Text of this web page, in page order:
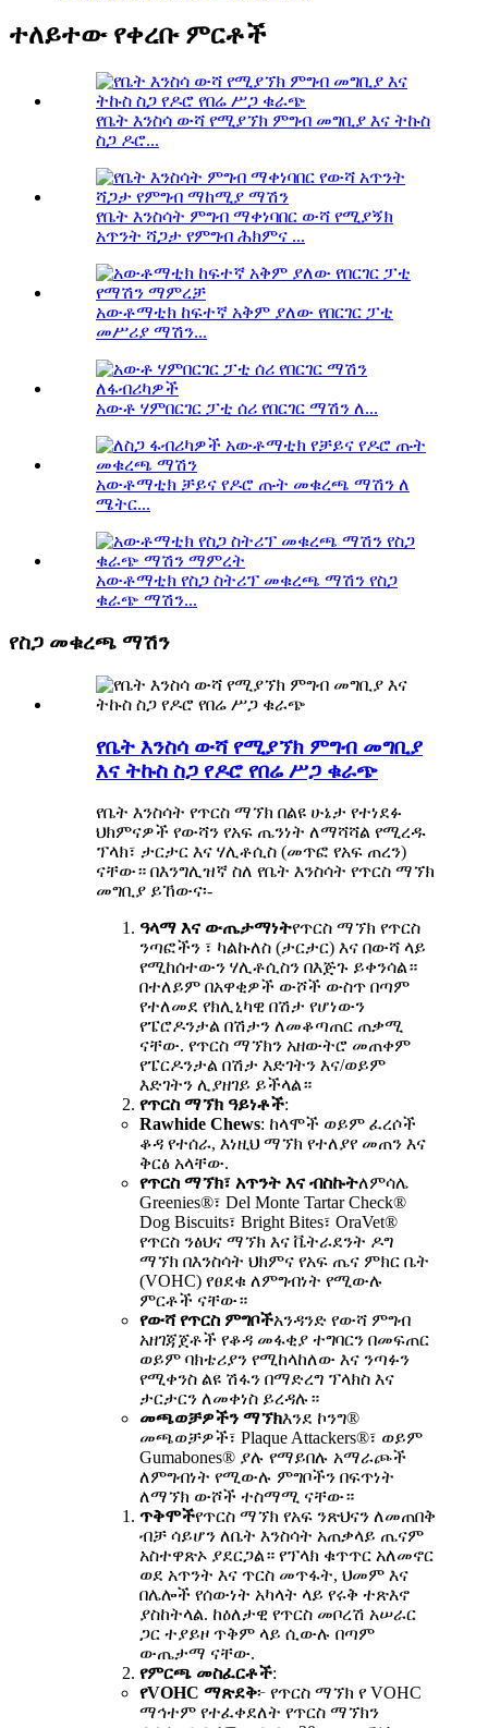
ተለይተው የቀረቡ ምርቶች
የቤት እንስሳ ውሻ የሚያኘክ ምግብ መግቢያ እና ትኩስ
ስጋ ዶሮ...
የቤት እንስሳት ምግብ ማቀነባበር ውሻ የሚያኝክ
አጥንት ሻጋታ የምግብ ሕክምና ...
አውቶማቲክ ከፍተኛ አቅም ያለው የበርገር ፓቲ
መሥሪያ ማሽን...
አውቶ ሃምበርገር ፓቲ ሰሪ የበርገር ማሽን ለ...
አውቶማቲክ ቻይና የዶሮ ጡት መቁረጫ ማሽን ለ
ሜትር...
አውቶማቲክ የስጋ ስትሪፕ መቁረጫ ማሽን የስጋ
ቁራጭ ማሽን...
የስጋ መቁረጫ ማሽን
የቤት እንስሳ ውሻ የሚያኘክ ምግብ መግቢያ
እና ትኩስ ስጋ የዶሮ የበሬ ሥጋ ቁራጭ
የቤት እንስሳት የጥርስ ማኘክ በልዩ ሁኔታ የተነደፉ
ህክምናዎች የውሻን የአፍ ጤንነት ለማሻሻል የሚረዱ
ፕላክ፣ ታርታር እና ሃሊቶሲስ (መጥፎ የአፍ ጠረን)
ናቸው። በእንግሊዝኛ ስለ የቤት እንስሳት የጥርስ ማኘክ
መግቢያ ይኸውና፡-
ዓላማ እና ውጤታማነትየጥርስ ማኘክ የጥርስ
ንጣፎችን ፣ ካልኩለስ (ታርታር) እና በውሻ ላይ
የሚከሰተውን ሃሊቶሲስን በእጅጉ ይቀንሳል።
በተለይም በአዋቂዎች ውሾች ውስጥ በጣም
የተለመደ የክሊኒካዊ በሽታ የሆነውን
የፔሮዶንታል በሽታን ለመቆጣጠር ጠቃሚ
ናቸው. የጥርስ ማኘክን አዘውትሮ መጠቀም
የፔርዶንታል በሽታ እድገትን እና/ወይም
እድገትን ሊያዘገይ ይችላል።
የጥርስ ማኘክ ዓይነቶች:
Rawhide Chews: ከላሞች ወይም ፈረሶች
ቆዳ የተሰራ, እነዚህ ማኘክ የተለያየ መጠን እና
ቅርፅ አላቸው.
የጥርስ ማኘክ፣ አጥንት እና ብስኩትለምሳሌ
Greenies®፣ Del Monte Tartar Check®
Dog Biscuits፣ Bright Bites፣ OraVet®
የጥርስ ንፅህና ማኘክ እና ቬትራደንት ዶግ
ማኘክ በእንስሳት ህክምና የአፍ ጤና ምክር ቤት
(VOHC) የፀደቁ ለምግብነት የሚውሉ
ምርቶች ናቸው።
የውሻ የጥርስ ምግቦችአንዳንድ የውሻ ምግብ
አዘገጃጀቶች የቆዳ መፋቂያ ተግባርን በመፍጠር
ወይም ባክቴሪያን የሚከላከለው እና ንጣፉን
የሚቀንስ ልዩ ሽፋን በማድረግ ፕላክስ እና
ታርታርን ለመቀነስ ይረዳሉ።
መጫወቻዎችን ማኘክእንደ ኮንግ®
መጫወቻዎች፣ Plaque Attackers®፣ ወይም
Gumabones® ያሉ የማይበሉ አማራጮች
ለምግብነት የሚውሉ ምግቦችን በፍጥነት
ለማኘክ ውሾች ተስማሚ ናቸው።
ጥቅሞችየጥርስ ማኘክ የአፍ ንጽህናን ለመጠበቅ
ብቻ ሳይሆን ለቤት እንስሳት አጠቃላይ ጤናም
አስተዋጽኦ ያደርጋል። የፕላክ ቁጥጥር አለመኖር
ወደ አጥንት እና ጥርስ መጥፋት, ህመም እና
በሌሎች የሰውነት አካላት ላይ የሩቅ ተጽእኖ
ያስከትላል. ከዕለታዊ የጥርስ መቦረሽ አሠራር
ጋር ተያይዞ ጥቅም ላይ ሲውሉ በጣም
ውጤታማ ናቸው.
የምርጫ መስፈርቶች:
የVOHC ማጽደቅ፦ የጥርስ ማኘክ የ VOHC
ማኅተም የተፈቀደለት የጥርስ ማኘክን